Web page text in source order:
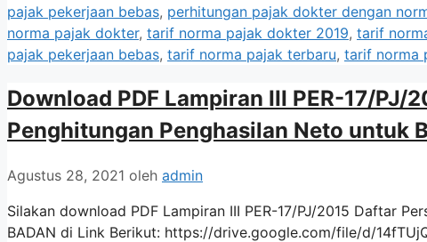
pajak pekerjaan bebas, perhitungan pajak dokter dengan
norma pajak dokter, tarif norma pajak dokter 2019, tarif
pajak pekerjaan bebas, tarif norma pajak terbaru, tarif norma
Download PDF Lampiran III PER-17/PJ/
Penghitungan Penghasilan Neto untuk
Agustus 28, 2021 oleh admin
Silakan download PDF Lampiran III PER-17/PJ/2015 Daftar
BADAN di Link Berikut: https://drive.google.com/file/d/